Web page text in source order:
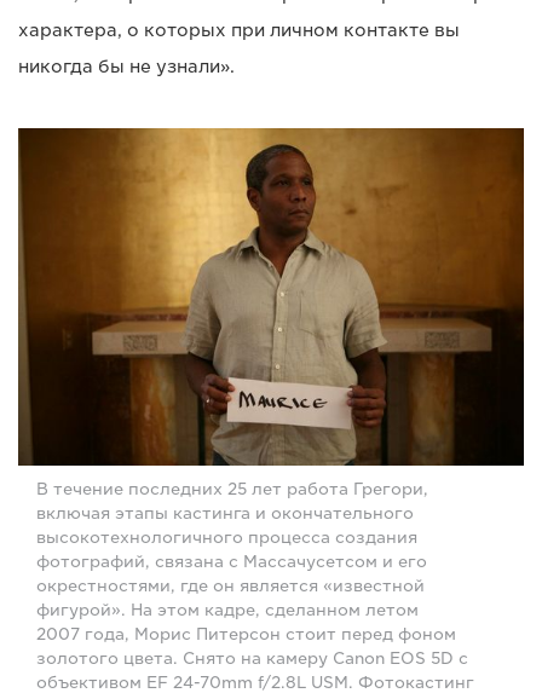
характера, о которых при личном контакте вы
никогда бы не узнали».
В течение последних 25 лет работа Грегори,
включая этапы кастинга и окончательного
высокотехнологичного процесса создания
фотографий, связана с Массачусетсом и его
окрестностями, где он является «известной
фигурой». На этом кадре, сделанном летом
2007 года, Морис Питерсон стоит перед фоном
золотого цвета. Снято на камеру Canon EOS 5D с
объективом EF 24-70mm f/2.8L USM. Фотокастинг